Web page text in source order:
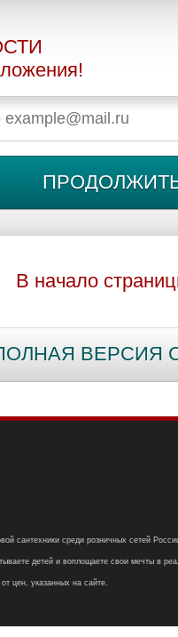
В начало
ВЕРСИЯ
сантехники среди розничных сетей
детей и воплощаете свои мечты в
цен, указанных на сайте.